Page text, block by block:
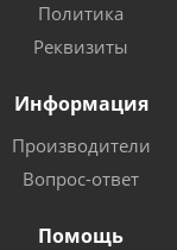
Политика
Реквизиты
Информация
Производители
Вопрос-ответ
Помощь